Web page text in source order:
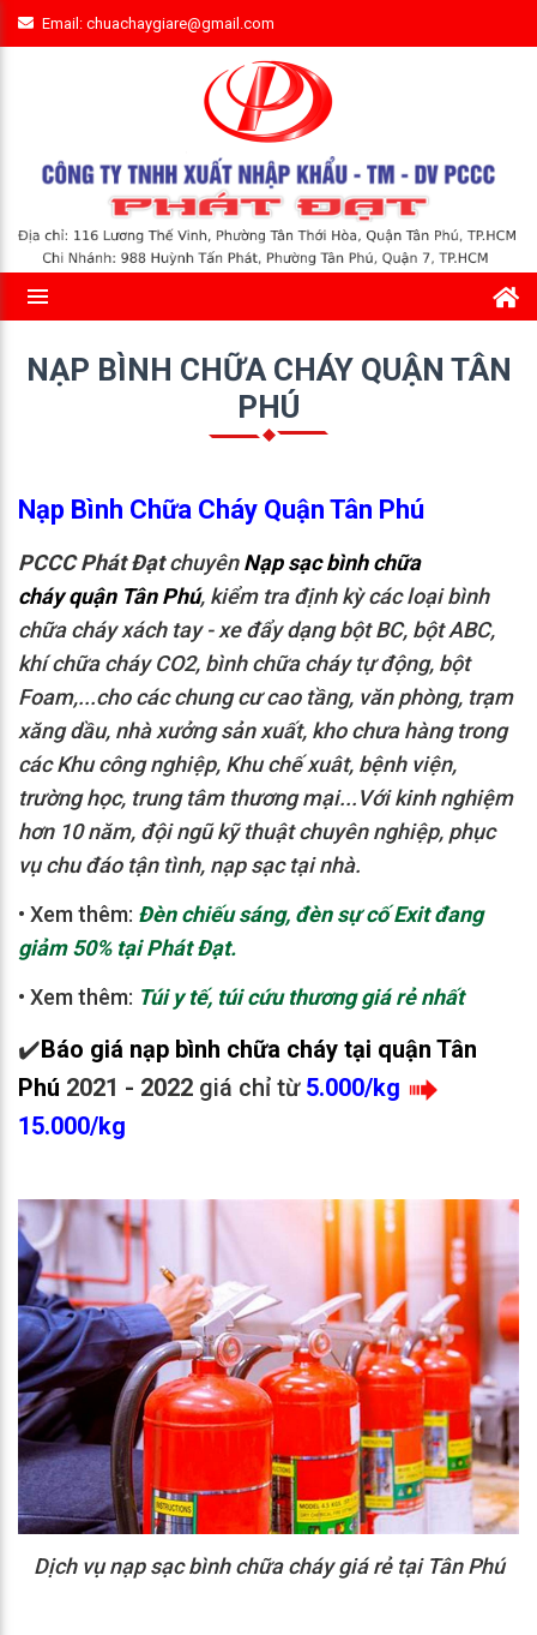
Email: chuachaygiare@gmail.com
NẠP BÌNH CHỮA CHÁY QUẬN TÂN
PHÚ
Nạp Bình Chữa Cháy Quận Tân Phú
PCCC Phát ĐạtchuyênNạp sạc bình chữa
cháy quận Tân Phú, kiểm tra định kỳ các loại bình
chữa cháy xách tay - xe đẩy dạng bột BC, bột ABC,
khí chữa cháy CO2, bình chữa cháy tự động, bột
Foam,...cho các chung cư cao tầng, văn phòng, trạm
xăng dầu, nhà xưởng sản xuất, kho chưa hàng trong
các Khu công nghiệp, Khu chế xuât, bệnh viện,
trường học, trung tâm thương mại...Với kinh nghiệm
hơn 10 năm, đội ngũ kỹ thuật chuyên nghiệp, phục
vụ chu đáo tận tình, nạp sạc tại nhà.
• Xem thêm: Đèn chiếu sáng, đèn sự cố Exit đang
giảm 50% tại Phát Đạt.
• Xem thêm: Túi y tế, túi cứu thương giá rẻ nhất
✔️Báo giá nạp bình chữa cháy tại quận Tân
Phú 2021 - 2022 giá chỉ từ 5.000/kg
15.000/kg
Dịch vụ nạp sạc bình chữa cháy giá rẻ tại Tân Phú